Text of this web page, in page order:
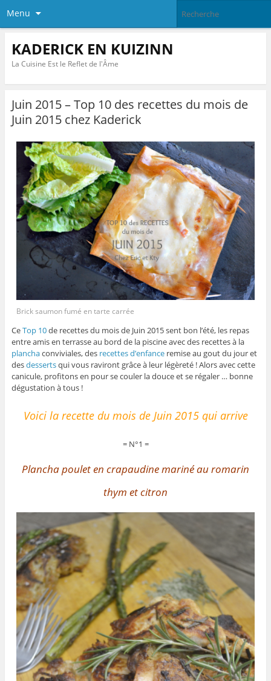
Menu
KADERICK EN KUIZINN
La Cuisine Est le Reflet de l'Âme
Juin 2015 – Top 10 des recettes du mois de
Juin 2015 chez Kaderick
Brick saumon fumé en tarte carrée
CeTop 10de recettes du mois de Juin 2015 sent bon l’été, les repas
entre amis en terrasse au bord de la piscine avec des recettes à la
planchaconviviales, des recettes d’enfanceremise au gout du jour et
desdessertsqui vous raviront grâce à leur légèreté ! Alors avec cette
canicule, profitons en pour se couler la douce et se régaler … bonne
dégustation à tous !
Voici la recette du mois de Juin 2015 qui arrive
= N°1 =
Plancha poulet en crapaudine mariné au romarin
thym et citron